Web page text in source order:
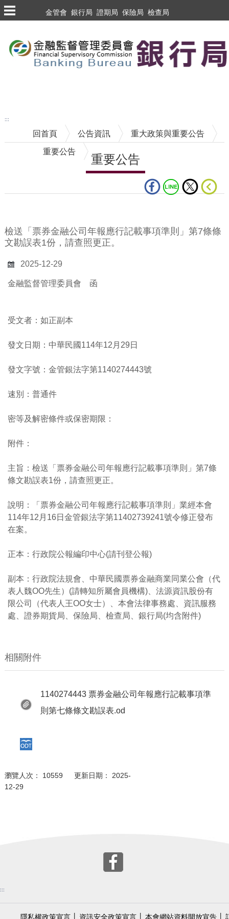
跳到主要內容區塊
金管會 銀行局 證期局 保險局 檢查局
:::
回首頁 公告資訊 重大政策與重要公告
重要公告
重要公告
檢送「票券金融公司年報應行記載事項準則」第7條條
文勘誤表1份，請查照更正。
2025-12-29
金融監督管理委員會 函
受文者：如正副本
發文日期：中華民國114年12月29日
發文字號：金管銀法字第1140274443號
速別：普通件
密等及解密條件或保密期限：
附件：
主旨：檢送「票券金融公司年報應行記載事項準則」第7條
條文勘誤表1份，請查照更正。
說明：「票券金融公司年報應行記載事項準則」業經本會
114年12月16日金管銀法字第11402739241號令修正發布
在案。
正本：行政院公報編印中心(請刊登公報)
副本：行政院法規會、中華民國票券金融商業同業公會（代
表人魏OO先生）(請轉知所屬會員機構)、法源資訊股份有
限公司（代表人王OO女士）、本會法律事務處、資訊服務
處、證券期貨局、保險局、檢查局、銀行局(均含附件)
相關附件
1140274443 票券金融公司年報應行記載事項準
則第七條條文勘誤表.od
瀏覽人次： 10559 更新日期： 2025-
12-29
:::
隱私權政策宣言 資訊安全政策宣言 本會網站資料開放宣告